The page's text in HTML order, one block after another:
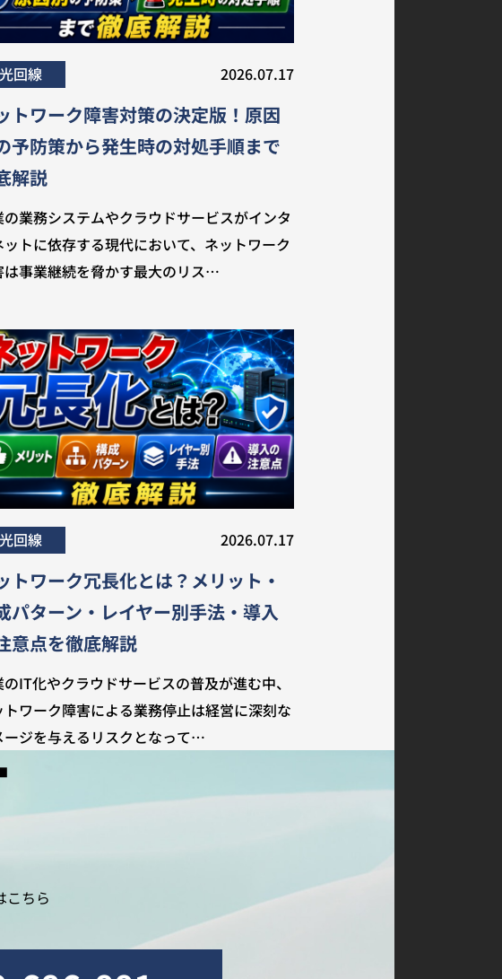
光回線 2026.07.17
トワーク障害対策の決定版！原因
予防策から発生時の対処手順まで
解説
の業務システムやクラウドサービスがインタ
ットに依存する現代において、ネットワーク
は事業継続を脅かす最大のリス…
光回線 2026.07.17
トワーク冗長化とは？メリット・
パターン・レイヤー別手法・導入
意点を徹底解説
IT化やクラウドサービスの普及が進む中、
トワーク障害による業務停止は経営に深刻な
ージを与えるリスクとなって…
こちら